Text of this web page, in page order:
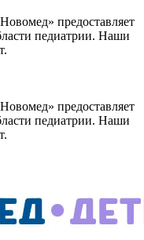
предоставляет
педиатрии. Наши
предоставляет
педиатрии. Наши